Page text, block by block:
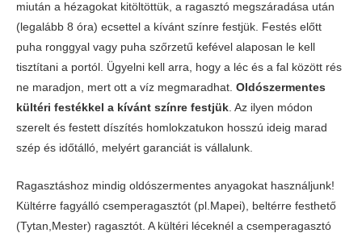
miután a hézagokat kitöltöttük, a ragasztó megszáradása után
(legalább 8 óra) ecsettel a kívánt színre festjük. Festés előtt
puha ronggyal vagy puha szőrzetű kefével alaposan le kell
tisztítani a portól. Ügyelni kell arra, hogy a léc és a fal között rés
ne maradjon, mert ott a víz megmaradhat. Oldószermentes
kültéri festékkel a kívánt színre festjük . Az ilyen módon
szerelt és festett díszítés homlokzatukon hosszú ideig marad
szép és időtálló, melyért garanciát is vállalunk.
Ragasztáshoz mindig oldószermentes anyagokat használjunk!
Kültérre fagyálló csemperagasztót (pl.Mapei), beltérre festhető
(Tytan,Mester) ragasztót. A kültéri léceknél a csemperagasztó